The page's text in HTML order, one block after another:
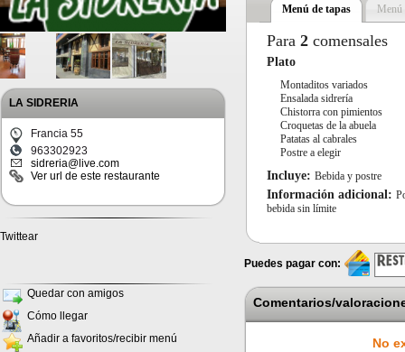
LA SIDRERIA
Francia 55
963302923
sidreria@live.com
Ver url de este restaurante
Twittear
Quedar con amigos
Cómo llegar
Añadir a favoritos/recibir menú
Menú de tapas Menú
Para2 comensales
Plato
Montaditos variados
Ensalada sidrería
Chistorra con pimientos
Croquetas de la abuela
Patatas al cabrales
Postre a elegir
Incluye:Bebida y postre
Información adicional:
bebida sin límite
Puedes pagar con:
Comentarios/
No